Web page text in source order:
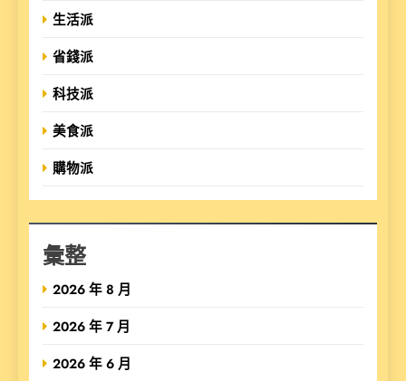
生活派
省錢派
科技派
美食派
購物派
彙整
2026 年 8 月
2026 年 7 月
2026 年 6 月